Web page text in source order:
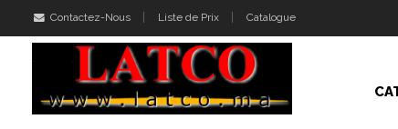
Contactez-Nous Liste de Prix Catalogue